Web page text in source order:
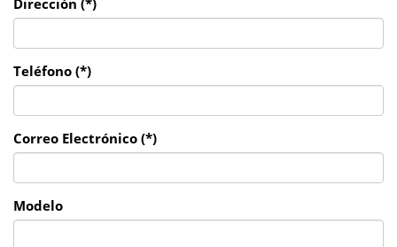
Dirección (*)
Teléfono (*)
Correo Electrónico (*)
Modelo